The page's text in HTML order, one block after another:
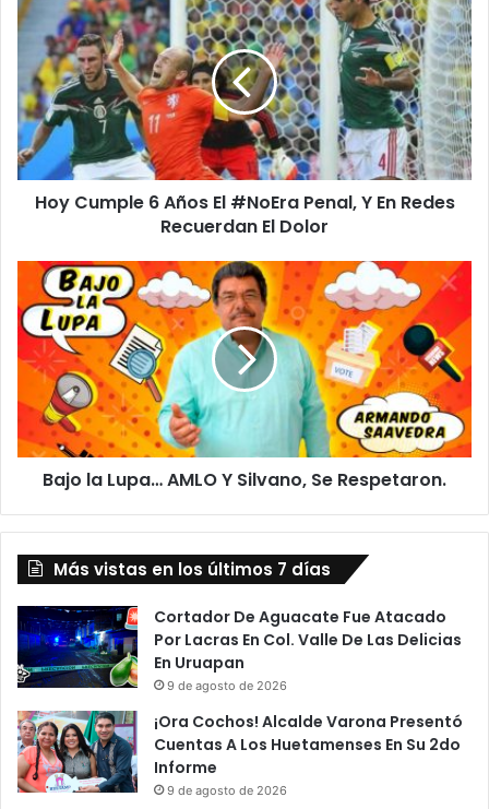
o
u
m
p
l
e
E
#
o
,
Y
n
e
d
e
s
Hoy Cumple 6 Años El #NoEra Penal, Y En Redes
Recuerdan El Dolor
j
l
L
p
Y
S
i
l
v
a
n
o
Bajo la Lupa… AMLO Y Silvano, Se Respetaron.
Más vistas en los últimos 7 días
Cortador De Aguacate Fue Atacado
Por Lacras En Col. Valle De Las Delicias
En Uruapan
9 de agosto de 2026
¡Ora Cochos! Alcalde Varona Presentó
Cuentas A Los Huetamenses En Su 2do
Informe
9 de agosto de 2026